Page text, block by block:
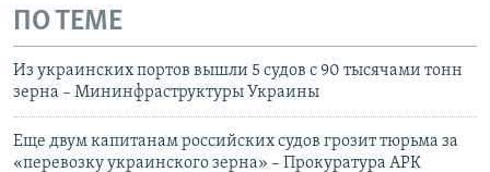
ПО ТЕМЕ
Из украинских портов вышли 5 судов с 90 тысячами тонн
зерна – Мининфраструктуры Украины
Еще двум капитанам российских судов грозит тюрьма за
«перевозку украинского зерна» – Прокуратура АРК